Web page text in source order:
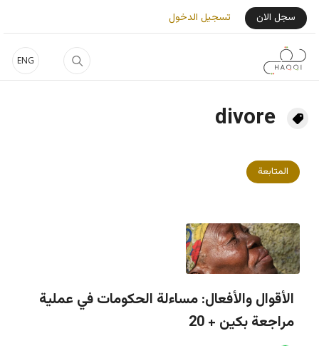
تجاوز إلى المحتوى الرئيسي
ENG
User Login Menu
سجل الان تسجيل الدخول
divore
المتابعة
الأقوال والأفعال: مساءلة الحكومات في عملية
مراجعة بكين + 20